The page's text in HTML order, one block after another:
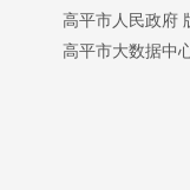
高平市人民政府
高平市大数据